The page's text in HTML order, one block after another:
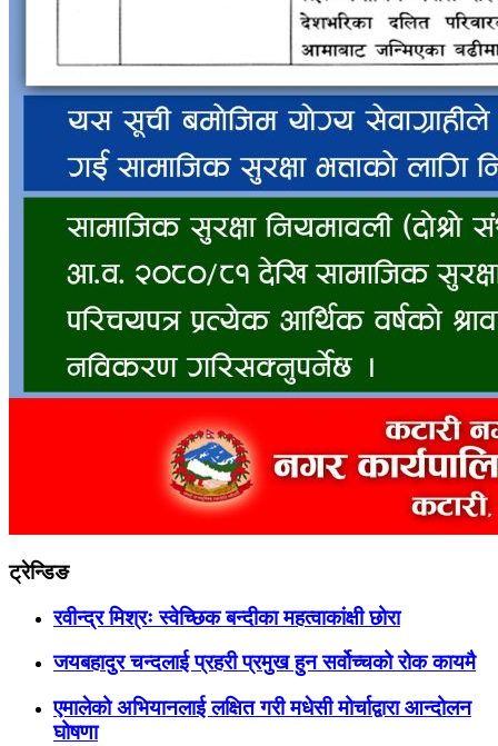
ट्रेन्डिङ
रवीन्द्र मिश्रः स्वेच्छिक बन्दीका महत्वाकांक्षी छोरा
जयबहादुर चन्दलाई प्रहरी प्रमुख हुन सर्वोच्चको रोक कायमै
एमालेको अभियानलाई लक्षित गरी मधेसी मोर्चाद्वारा आन्दोलन
घोषणा